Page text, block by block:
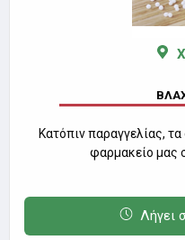
Κατόπιν παραγγελίας,
φαρμακείο μας
Λήγει